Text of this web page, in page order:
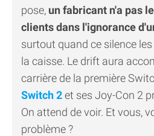
pose, un fabricant n'a pas
clients dans l'ignorance
surtout quand ce silence
la caisse. Le drift aura
carrière de la première
Switch 2et ses Joy-Con 2
On attend de voir. Et vous,
problème ?